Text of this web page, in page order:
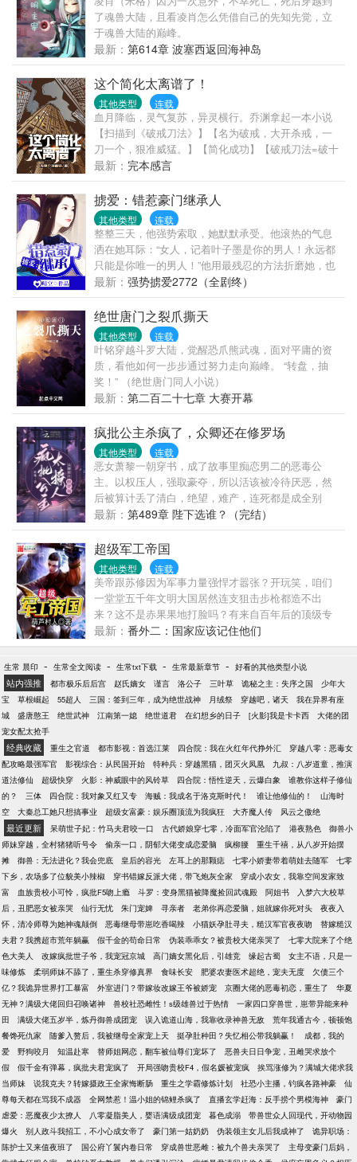
了魂兽大陆，且看凌肖怎么凭借自己的先知先觉，立
于魂兽大陆的巅峰。
最新： 第614章 波塞西返回海神岛
这个简化太离谱了！
其他类型 连载
血月降临，灵气复苏，异灵横行。乔渊拿起一本小说
【扫描到《破戒刀法》】【名为破戒，大开杀戒，一
刀一个，狠准威猛。】【简化成功】【破戒刀法=破十
戒（佛门）】何为十戒？不杀生，不偷盗，不淫.邪，
不妄语，不饮酒，不涂饰香油，不听视歌舞，不坐高
广大床，不食非时食，不蓄金银财宝。破十戒……
嗯……违背这些戒律？……乔渊买了几根花炮，点燃
后对准了蚂蚁窝。嘭～一道道爆炸声传来。【破戒刀
法熟练度+1】【破戒刀法熟练度+1】【破戒刀法熟练
度+1】“……”“原来，这就是破戒刀法的修炼方式！”“我
想我会了！”
最新： 完本感言
掳爱：错惹豪门继承人
其他类型 连载
整整三天，他强势索取，她默默承受。他滚热的气息
洒在她耳际：“女人，记着叶子墨是你的男人！永远都
只能是你唯一的男人！”他用最残忍的方法折磨她，也
用最甜蜜的方式宠爱她。她以为，高高在上的亿万总
裁爱上了她这个小小女佣。她珠胎暗结之时，他却一
声令下：孩子打掉！这个女人，让她在这个世界消
失……
最新： 强势掳爱2772（全剧终）
绝世唐门之裂爪撕天
其他类型 连载
叶铭穿越斗罗大陆，觉醒恐爪熊武魂，面对平庸的资
质，看他如何一步步通过努力走向巅峰。 “转盘，抽
奖！” （绝世唐门同人小说）
最新： 第二百二十七章 大赛开幕
疯批公主杀疯了，众卿还在修罗场
其他类型 连载
恶女萧黎一朝穿书，成了故事里痴恋男二的恶毒公
主。以权压人，强取豪夺，所以活该被冷待厌恶，然
后被算计丢了清白，绝望，难产，连死都是成全别
人。笑死，这窝囊的剧情她了忍不了一点儿。???掀
桌，休夫！大不了拉着大家一起死！???疯批公主脚踹
驸马，刀砍王妃，撒泼、发癫，人人避之不及。???后
来：可怜的世家公子被她抓住欺负到泪眼朦胧。阴鸷
狠戾的掌印大监虔诚跪地为她穿鞋。???年轻俊美的状
元郎是她指点天下的笔。威武高大的战神将军是她所
向披靡的刀。??终于，大权在握，君临天下。她生来
尊贵，从不是任何人的配角。???女帝文，爽文，有感
情线，有孩子，但男的都没有名分。
最新： 第489章 陛下选谁？（完结）
超级军工帝国
其他类型 连载
美帝跟苏修因为军事力量强悍才嚣张？开玩笑，咱们
一堂堂五千年文明大国居然连支狙击步枪都造不出
来？这不是赤果果地打脸吗？有来自百年后的顶级专
家，这还是事儿么？ “谁TMD说不是事？来我面前我跟
你聊聊？”刘一九头痛地说道，材料不行，制造不行，
甚至工业体系都不行！不就是造个可以打到地球任何
地方的洲际导弹？咋就这么难捏！ 巴铁想要可以覆盖
整个阿三国的飞弹？没问题，咱们卖呀，国家都搞改
革开放了呢！什么？两伊战争爆发了？凭什么苏修跟
美帝能够卖武器咱们不能够卖？别扯淡，只要他们给
钱，有啥卖啥！当然，核武器以及运载核武器可以打
到美国，也能够打到咱们自己的洲际导弹是不能够卖
滴！ 苏修熬不住了？美帝真的想搞太空武器竞赛？陪
你呀！反正咱们是不存在的秘密科研基地，所有的盈
亏自负呢……
最新： 番外二：国家应该记住他们
生常 晨印 - 生常全文阅读 - 生常txt下载 - 生常最新章节 - 好看的其他类型小说
站内强推 都市极乐后后宫 赵氏嫡女 谨言 洛公子 三叶草 诡秘之主：失序之国
少年大
宝
草根崛起 55超人 三国：签到三年，成为绝世战神 月绒祭 穿越吧，诸天
我在异界有座
城
盛唐憨王 绝世武神 江南第一媳 绝世道君 在幻想乡的日子 [火影]我是卡卡西
大佬的团
宠女配太抢手
经典收藏 重生之官道 都市影视：首选江莱 四合院：我在火红年代挣外汇
穿越八零：恶毒女
配攻略最强军官
影视综合：从民国开始 特种兵：穿越黑猫，团灭火凤凰
九叔：八岁道童，推演
道法修仙
超级快穿 火影：神威眼中的风铃草 四合院：悟性逆天，云爆白象
谁教你这样子修仙
的？
三体 四合院：我对象又红又专 海贼：我成名于洛克斯时代！ 谁让他修仙的！
山海时
空
大秦总工她只想搞事业 超级女富豪：娱乐圈顶流为我疯狂 大齐魔人传 风云之傲绝
最近更新 呆萌世子妃：竹马夫君咬一口 古代娇娘穿七零，冷面军官沦陷了 港夜熟色
御兽小
师妹穿越，全村猪猪听号令
偷亲一口，阴郁大佬变成恋爱脑 疯柳腰
重生千禧，从八岁开始摆
摊
御兽：无法进化？我会兜底 皇后的容光 左耳上的那颗痣 七零小娇妻带着萌娃去随军
七零
下乡，农场多了位貌美小辣椒
穿书错嫁反派大佬，带飞炮灰全家
穿成小农女，我靠空间发家致
富
血族贵校小可怜，疯批F5吻上瘾 斗罗：变身黑猫被降魔捡回武魂殿 阿姐书
入梦六大校草
后，丑肥恶女被亲哭
仙行无忧 朱门宠婢 寻亲者 老弟你再恋爱脑，姐就嫁你死对头
夜夜入
怀，清冷师尊为她神魂颠倒
恶毒继母带崽吃香喝辣 小猫妖孕肚寻夫，糙汉军官夜夜吻
替嫁糙汉
夫君？我携超市荒年躺赢
假千金的苟命日常 伪装乖乖女？被贵校大佬亲哭了
七零大院来了个绝
色大美人
改嫁疯批世子爷，我宠冠京城 高门嫡女黑化后，引雄竞 缘起古蜀
女主不语，只是一
味修炼
柔弱师妹不舔了，重生杀穿修真界 食味长安 肥婆农妻医术超绝，宠夫无度
欠债三个
亿？我诡异世界打工暴富
外室进门？带嫁妆改嫁王爷被娇宠 京圈大佬的恶毒初恋，重生了
华夏
无神？满级大佬回归召唤诸神
兽校社恐雌性！s级雄兽过于热情
一家四口穿兽世，崽带异能来种
田
满级大佬五岁半，炼丹御兽成团宠 误入诡道山海，我靠收录神兽无敌
荒年我通古今，顿顿饱
餐馋死仇家
随爹入赘后，我被继母全家宠上天 挺孕肚种田？失忆相公带我躺赢！
成都，我的
爱
野狗咬月 知温赴寒 替师姐网恋，翻车被仙尊们宠坏了
恶兽夫日日争宠，丑雌哭求放个
假
假千金有弹幕，疯批夫君宠疯了 开局强吻贵校F4，假名媛被宠疯
挨骂涨修为？满城大佬求我
当师妹
说我克夫？转嫁摄政王全家悔断肠 重生之学霸修炼计划 社恐小主播，钓疯各路神豪
仙
尊每天都在骂我不成器
全网禁惹！温小姐的锦鲤杀疯了 直播玄学赶海：反手捞个男模海神
豪门
虐爱：恶魔夜少太撩人
八零凝脂美人，婴语满级成团宠 暮色成溺
带兽世众人回现代，开动物园
爆火
别人政斗我招工，不小心成女帝了 豪门第一姑奶奶 伪装领主女儿后我成神了
诡异职场：
陈护士又来值夜班了
国公府丫鬟内卷日常 穿成兽世恶雌：被九个兽夫亲哭了
主母变豪门后妈，